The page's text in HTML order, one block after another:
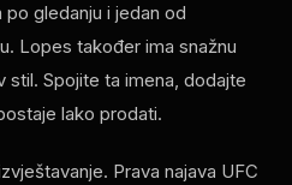
gledanju i jedan od
Lopes također ima snažnu
stil. Spojite ta imena, dodajte
lako prodati.
Prava najava UFC